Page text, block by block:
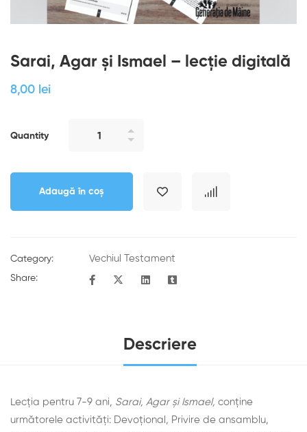
Sarai, Agar şi Ismael – lecție digitală
8,00 lei
Quantity
Adaugă în coș
Category: Vechiul Testament
Share:
Descriere
Lecția pentru 7-9 ani, Sarai, Agar şi Ismael, conține
următorele activități: Devoţional, Privire de ansamblu,